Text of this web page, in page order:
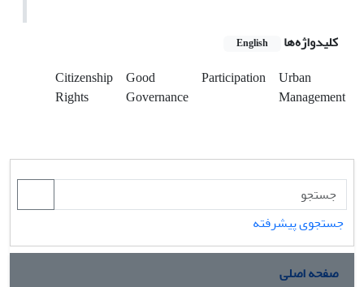
کلیدواژه‌ها English
Citizenship
Rights
Good
Governance
Participation Urban
Management
جستجوی پیشرفته
صفحه اصلی